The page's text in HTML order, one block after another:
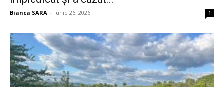
Bianca SARA - iunie 26, 2026 1